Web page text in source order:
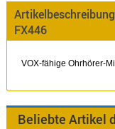
FX446
VOX-fähige Ohrhörer-
Beliebte Artikel